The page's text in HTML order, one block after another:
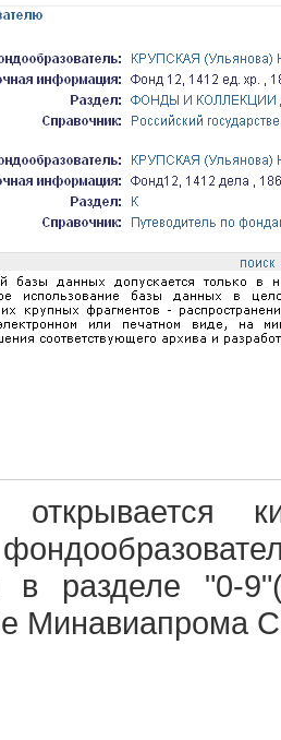
открывается
в разделе "0-
Минавиапрома